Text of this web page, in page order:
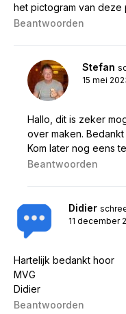
het pictogram van deze
Beantwoorden
Stefan
15 mei
Hallo, dit is zeker
over maken.
Kom later nog eens
Beantwoorden
Didier
11 december
Hartelijk bedankt hoor
MVG
Didier
Beantwoorden